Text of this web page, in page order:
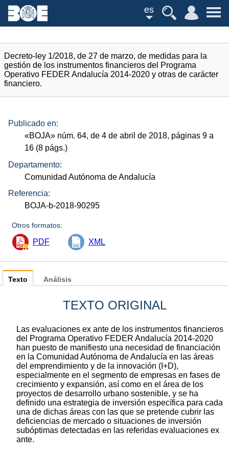
es
Decreto-ley 1/2018, de 27 de marzo, de medidas para la
gestión de los instrumentos financieros del Programa
Operativo FEDER Andalucía 2014-2020 y otras de carácter
financiero.
Publicado en:
«BOJA» núm. 64, de 4 de abril de 2018, páginas 9 a
16 (8 págs.)
Departamento:
Comunidad Autónoma de Andalucía
Referencia:
BOJA-b-2018-90295
Otros formatos:
PDF XML
Texto
TEXTO ORIGINAL
Las evaluaciones ex ante de los instrumentos financieros
del Programa Operativo FEDER Andalucía 2014-2020
han puesto de manifiesto una necesidad de financiación
en la Comunidad Autónoma de Andalucía en las áreas
del emprendimiento y de la innovación (I+D),
especialmente en el segmento de empresas en fases de
crecimiento y expansión, así como en el área de los
proyectos de desarrollo urbano sostenible, y se ha
definido una estrategia de inversión específica para cada
una de dichas áreas con las que se pretende cubrir las
deficiencias de mercado o situaciones de inversión
subóptimas detectadas en las referidas evaluaciones ex
ante.
Análisis